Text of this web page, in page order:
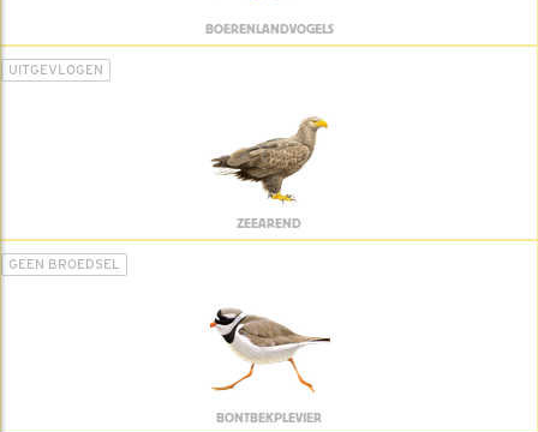
BOERENLANDVOGELS
UITGEVLOGEN
ZEEAREND
GEEN BROEDSEL
BONTBEKPLEVIER